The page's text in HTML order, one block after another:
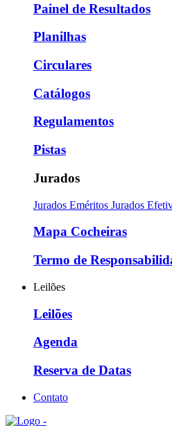
Painel de Resultados
Planilhas
Circulares
Catálogos
Regulamentos
Pistas
Jurados
Jurados Eméritos Jurados
Mapa Cocheiras
Termo de
Leilões
Leilões
Agenda
Reserva de Datas
Contato